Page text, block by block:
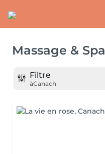
Massage & Spa
Filtre
àCanach